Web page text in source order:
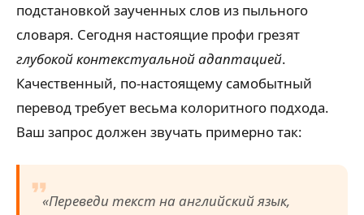
подстановкой заученных слов из пыльного
словаря. Сегодня настоящие профи грезят
глубокой контекстуальной адаптацией.
Качественный, по-настоящему самобытный
перевод требует весьма колоритного подхода.
Ваш запрос должен звучать примерно так:
«Переведи текст на английский язык,